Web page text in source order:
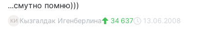
...смутно помню)))
КИ Кызгалдак Игенберлина 34 637 13.06.2008